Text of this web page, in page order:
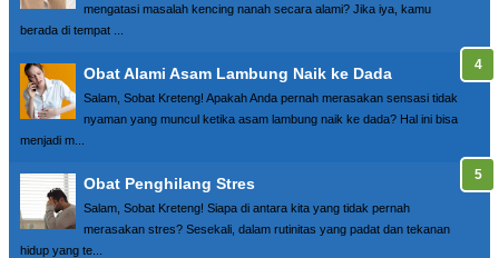
mengatasi masalah kencing nanah secara alami? Jika iya, kamu
berada di tempat ...
Obat Alami Asam Lambung Naik ke Dada
Salam, Sobat Kreteng! Apakah Anda pernah merasakan sensasi tidak
nyaman yang muncul ketika asam lambung naik ke dada? Hal ini bisa
menjadi m...
Obat Penghilang Stres
Salam, Sobat Kreteng! Siapa di antara kita yang tidak pernah
merasakan stres? Sesekali, dalam rutinitas yang padat dan tekanan
hidup yang te...